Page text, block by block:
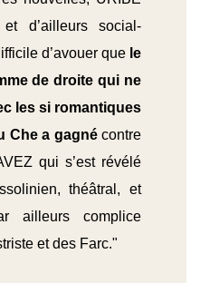
d’ailleurs social-
d’avouer que le
de droite qui ne
les si romantiques
Che a gagnécontre
qui s’est révélé
théâtral, et
ailleurs complice
et des Farc."